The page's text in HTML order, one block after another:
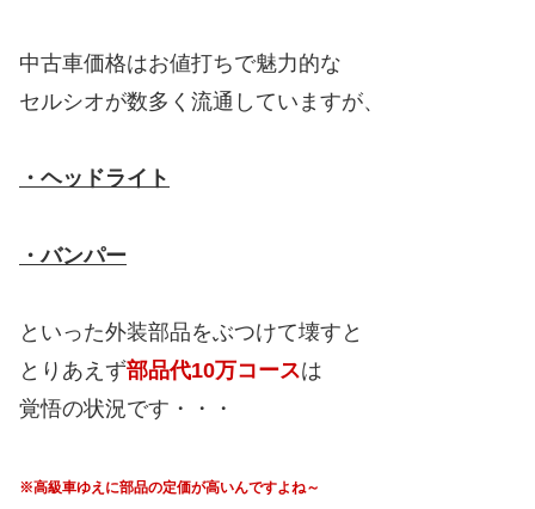
中古車価格はお値打ちで魅力的な
セルシオが数多く流通していますが、
・ヘッドライト
・バンパー
といった外装部品をぶつけて壊すと
とりあえず部品代10万コースは
覚悟の状況です・・・
※高級車ゆえに部品の定価が高いんですよね～